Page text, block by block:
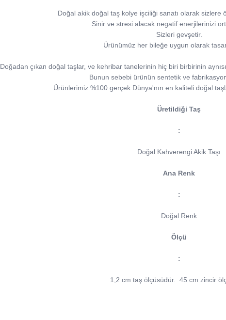
Doğal akik doğal taş kolye işciliği sanatı olarak sizlere
Sinir ve stresi alacak negatif enerjilerinizi
Sizleri gevşetir.
Ürünümüz her bileğe uygun olarak
Doğadan çıkan doğal taşlar, ve kehribar tanelerinin hiç biri birbirinin
Bunun sebebi ürünün sentetik ve
Ürünlerimiz %100 gerçek Dünya'nın en kaliteli doğal
Üretildiği Taş
:
Doğal Kahverengi Akik Taşı
Ana Renk
:
Doğal Renk
Ölçü
:
1,2 cm taş ölçüsüdür. 45 cm zincir